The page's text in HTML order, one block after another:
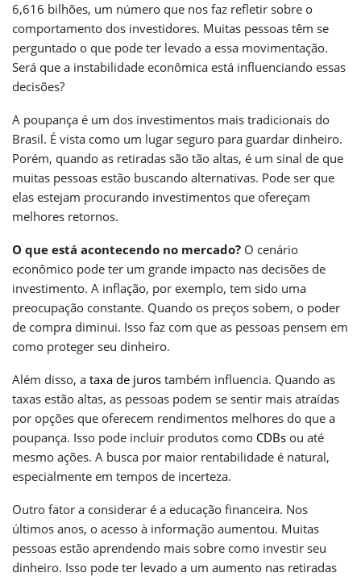
6,616 bilhões, um número que nos faz refletir sobre o
comportamento dos investidores. Muitas pessoas têm se
perguntado o que pode ter levado a essa movimentação.
Será que a instabilidade econômica está influenciando essas
decisões?
A poupança é um dos investimentos mais tradicionais do
Brasil. É vista como um lugar seguro para guardar dinheiro.
Porém, quando as retiradas são tão altas, é um sinal de que
muitas pessoas estão buscando alternativas. Pode ser que
elas estejam procurando investimentos que ofereçam
melhores retornos.
O que está acontecendo no mercado? O cenário
econômico pode ter um grande impacto nas decisões de
investimento. A inflação, por exemplo, tem sido uma
preocupação constante. Quando os preços sobem, o poder
de compra diminui. Isso faz com que as pessoas pensem em
como proteger seu dinheiro.
Além disso, a taxa de juros também influencia. Quando as
taxas estão altas, as pessoas podem se sentir mais atraídas
por opções que oferecem rendimentos melhores do que a
poupança. Isso pode incluir produtos como CDBs ou até
mesmo ações. A busca por maior rentabilidade é natural,
especialmente em tempos de incerteza.
Outro fator a considerar é a educação financeira. Nos
últimos anos, o acesso à informação aumentou. Muitas
pessoas estão aprendendo mais sobre como investir seu
dinheiro. Isso pode ter levado a um aumento nas retiradas